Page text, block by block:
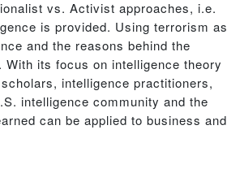
vs. Activist approaches, i.e.
is provided. Using terrorism as
and the reasons behind the
its focus on intelligence theory
intelligence practitioners,
intelligence community and the
can be applied to business and